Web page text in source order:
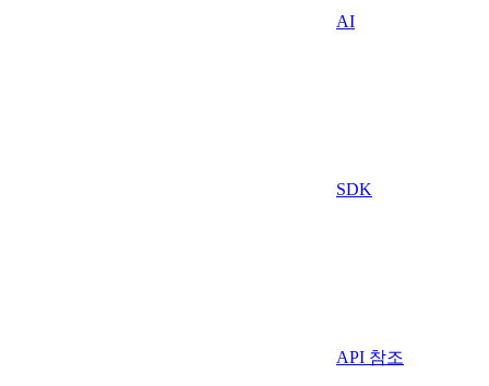
AI
SDK
API 참조